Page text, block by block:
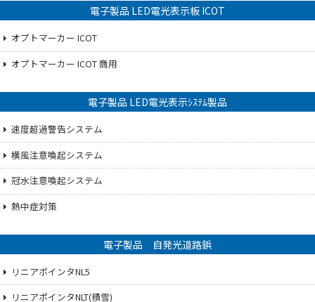
電子製品 LED電光表示板 ICOT
オプトマーカー ICOT
オプトマーカー ICOT 商用
電子製品 LED電光表示ｼｽﾃﾑ製品
速度超過警告システム
横風注意喚起システム
冠水注意喚起システム
熱中症対策
電子製品 自発光道路鋲
リニアポインタNL5
リニアポインタNLT(積雪)